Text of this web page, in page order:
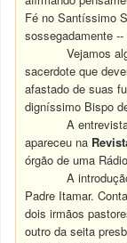
Fé no Santíssimo
sossegadamente
Vejamos
sacerdote que
afastado de suas
digníssimo Bispo
A
apareceu na
órgão de uma
A
Padre Itamar.
dois irmãos
outro da seita